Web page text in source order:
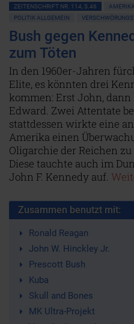
ZEITENSCHRIFT NR. 114, S.46 AMERIKA
POLITIK ALLGEMEIN
Bush gegen
zum Töten
In den 1960er-Jahren
Elite, es könnten drei
kommen: Erst John,
Edward. Zwei Attentate
stattdessen wirkte eine
Amerika einen
Oligarchie der Reichen
Diese tauchte auch im
John F. Kennedy auf.
Zusammen benutzt mit:
Ronald Reagan
John W. Hinckley Jr.
Prescott Bush
Kuba
Skull and Bones
MK Ultra-Projekt